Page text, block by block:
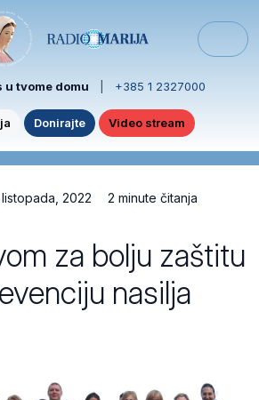
tvome domu +385 1 2327000
Donirajte Video stream
2022 2 minute čitanja
za bolju zaštitu
nasilja